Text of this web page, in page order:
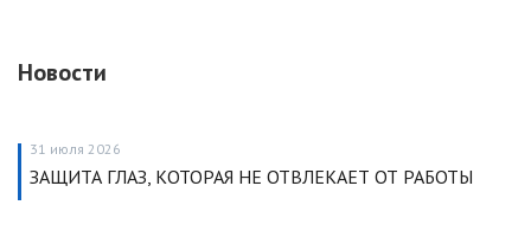
Новости
31 июля 2026
ЗАЩИТА ГЛАЗ, КОТОРАЯ НЕ ОТВЛЕКАЕТ ОТ РАБОТЫ